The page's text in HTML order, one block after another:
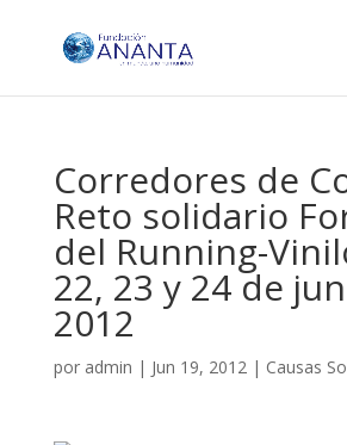
Corredores de
Reto solidario
del Running-
22, 23 y 24 de
2012
por admin | Jun 19, 2012| Causas